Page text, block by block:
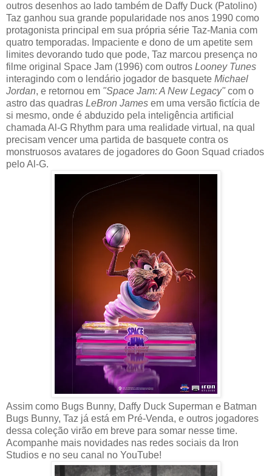
outros desenhos ao lado também de Daffy Duck (Patolino)
Taz ganhou sua grande popularidade nos anos 1990 como
protagonista principal em sua própria série Taz-Mania com
quatro temporadas. Impaciente e dono de um apetite sem
limites devorando tudo que pode, Taz marcou presença no
filme original Space Jam (1996) com outros Looney Tunes
interagindo com o lendário jogador de basquete Michael
Jordan, e retornou em "Space Jam: A New Legacy" com o
astro das quadras LeBron James em uma versão fictícia de
si mesmo, onde é abduzido pela inteligência artificial
chamada Al-G Rhythm para uma realidade virtual, na qual
precisam vencer uma partida de basquete contra os
monstruosos avatares de jogadores do Goon Squad criados
pelo Al-G.
Assim como Bugs Bunny, Daffy Duck Superman e Batman
Bugs Bunny, Taz já está em Pré-Venda, e outros jogadores
dessa coleção virão em breve para somar nesse time.
Acompanhe mais novidades nas redes sociais da Iron
Studios e no seu canal no YouTube!